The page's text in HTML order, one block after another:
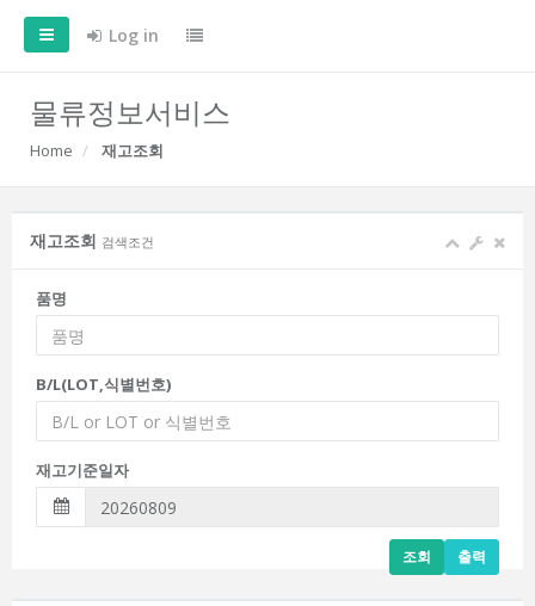
Log in
물류정보서비스
Home 재고조회
재고조회 검색조건
품명
B/L(LOT,식별번호)
재고기준일자
출력
조회